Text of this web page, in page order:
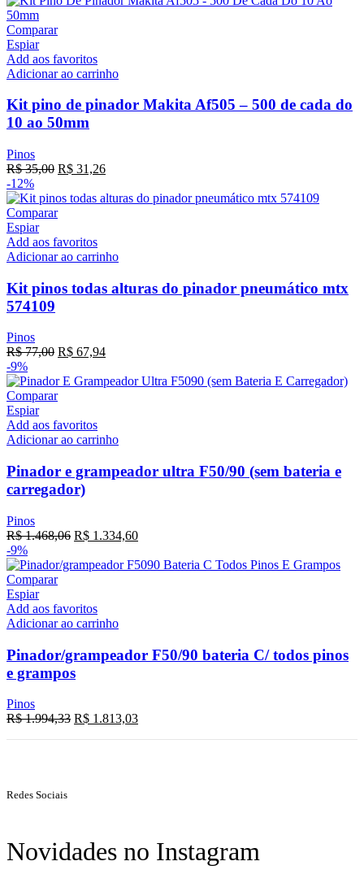
Comparar
Espiar
Add aos favoritos
Adicionar ao carrinho
Kit pino de pinador Makita Af505 – 500 de cada do
10 ao 50mm
Pinos
R$35,00 R$ 31,26
-12%
Comparar
Espiar
Add aos favoritos
Adicionar ao carrinho
Kit pinos todas alturas do pinador pneumático mtx
574109
Pinos
R$77,00 R$ 67,94
-9%
Comparar
Espiar
Add aos favoritos
Adicionar ao carrinho
Pinador e grampeador ultra F50/90 (sem bateria e
carregador)
Pinos
R$1.468,06 R$ 1.334,60
-9%
Comparar
Espiar
Add aos favoritos
Adicionar ao carrinho
Pinador/grampeador F50/90 bateria C/ todos pinos
e grampos
Pinos
R$1.994,33 R$ 1.813,03
Redes Sociais
Novidades no Instagram